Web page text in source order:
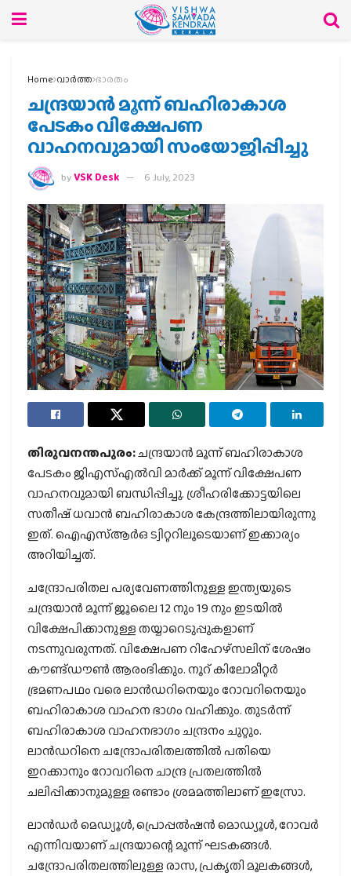
Home വാര്‍ത്ത ഭാരതം
ചന്ദ്രയാൻ മൂന്ന് ബഹിരാകാശ
പേടകം വിക്ഷേപണ
വാഹനവുമായി സംയോജിപ്പിച്ചു
byVSK Desk 6 July, 2023
തിരുവനന്തപുരം:ചന്ദ്രയാൻ മൂന്ന് ബഹിരാകാശ
പേടകം ജിഎസ്എൽവി മാർക്ക് മൂന്ന് വിക്ഷേപണ
വാഹനവുമായി ബന്ധിപ്പിച്ചു. ശ്രീഹരിക്കോട്ടയിലെ
സതീഷ് ധവാൻ ബഹിരാകാശ കേന്ദ്രത്തിലായിരുന്നു
ഇത്. ഐഎസ്ആർഒ ട്വിറ്ററിലൂടെയാണ് ഇക്കാര്യം
അറിയിച്ചത്.
ചന്ദ്രോപരിതല പര്യവേണത്തിനുള്ള ഇന്ത്യയുടെ
ചന്ദ്രയാൻ മൂന്ന് ജൂലൈ 12 നും 19 നും ഇടയിൽ
വിക്ഷേപിക്കാനുള്ള തയ്യാറെടുപ്പുകളാണ്
നടന്നുവരുന്നത്. വിക്ഷേപണ റിഹേഴ്‌സലിന് ശേഷം
കൗണ്ട്ഡൗൺ ആരംഭിക്കും. നൂറ് കിലോമീറ്റർ
ഭ്രമണപഥം വരെ ലാൻഡറിനെയും റോവറിനെയും
ബഹിരാകാശ വാഹന ഭാഗം വഹിക്കും. തുടർന്ന്
ബഹിരാകാശ വാഹനഭാഗം ചന്ദ്രനം ചുറ്റും.
ലാൻഡറിനെ ചന്ദ്രോപരിതലത്തിൽ പതിയെ
ഇറക്കാനും റോവറിനെ ചാന്ദ്ര പ്രതലത്തിൽ
ചലിപ്പിക്കാനുമുള്ള രണ്ടാം ശ്രമമത്തിലാണ് ഇസ്രോ.
ലാൻഡർ മെഡ്യൂൾ, പ്രൊപ്പൽഷൻ മൊഡ്യൂൾ, റോവർ
എന്നിവയാണ് ചന്ദ്രയാന്റെ മൂന്ന് ഘടകങ്ങൾ.
ചന്ദ്രോപരിതലത്തിലുള്ള രാസ, പ്രകൃതി മൂലകങ്ങൾ,